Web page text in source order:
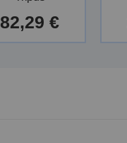
82,29 €